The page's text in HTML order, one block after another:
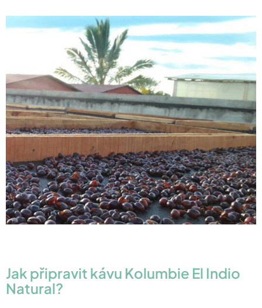
Jak připravit kávu Kolumbie El Indio
Natural?